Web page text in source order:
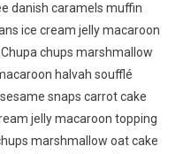
danish caramels muffin
ice cream jelly macaroon
chups marshmallow
halvah soufflé
snaps carrot cake
jelly macaroon topping
marshmallow oat cake